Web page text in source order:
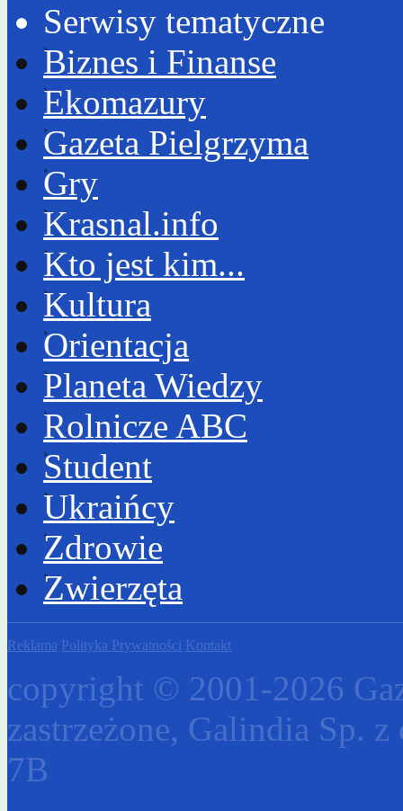
Serwisy tematyczne
Biznes i Finanse
Ekomazury
Gazeta Pielgrzyma
Gry
Krasnal.info
Kto jest kim...
Kultura
Orientacja
Planeta Wiedzy
Rolnicze ABC
Student
Ukraińcy
Zdrowie
Zwierzęta
Reklama Polityka Prywatności Kontakt
copyright © 2001-2026
zastrzeżone, Galindia Sp.
7B